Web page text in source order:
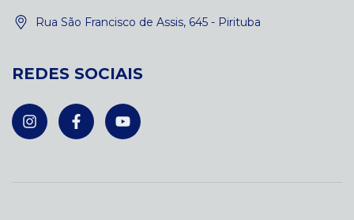
Rua São Francisco de Assis, 645 - Pirituba
REDES SOCIAIS